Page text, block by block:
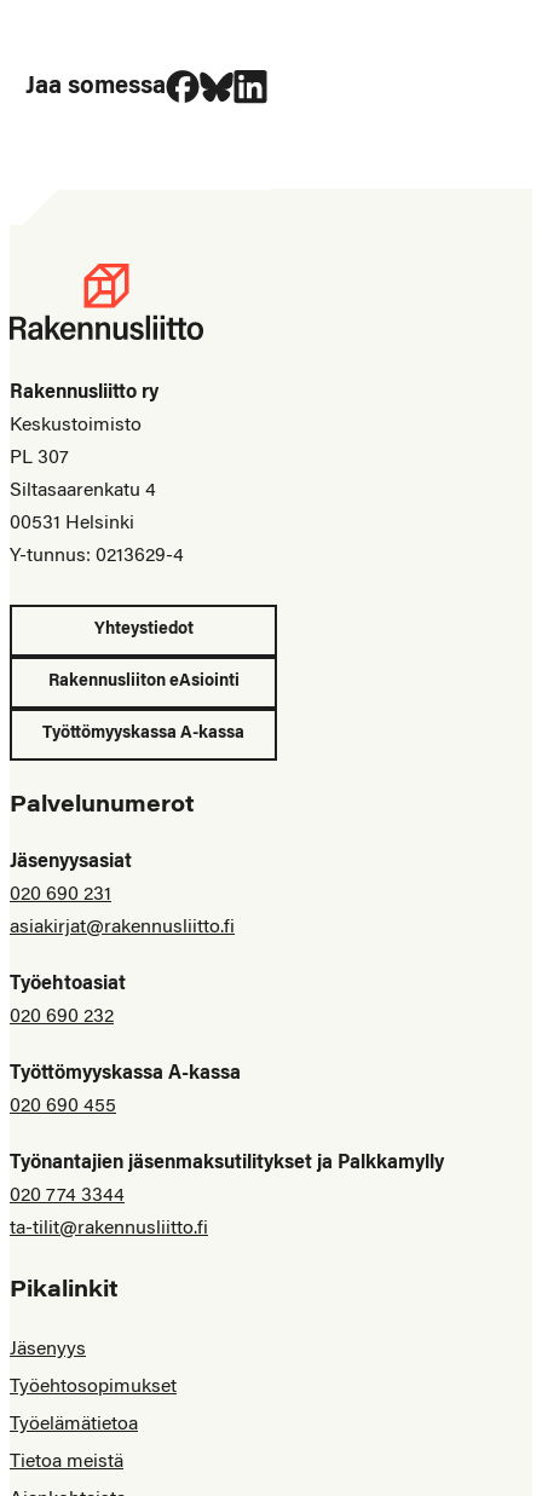
Jaa somessa
Jaa Facebookissa
Jaa Blueskyssa
Jaa LinkedIn:ssä
Rakennusliitto ry
Keskustoimisto
PL 307
Siltasaarenkatu 4
00531 Helsinki
Y-tunnus: 0213629-4
Yhteystiedot
Rakennusliiton eAsiointi
Työttömyyskassa A-kassa
Palvelunumerot
Jäsenyysasiat
020 690 231
asiakirjat@rakennusliitto.fi
Työehtoasiat
020 690 232
Työttömyyskassa A-kassa
020 690 455
Työnantajien jäsenmaksutilitykset ja Palkkamylly
020 774 3344
ta-tilit@rakennusliitto.fi
Pikalinkit
Jäsenyys
Työehtosopimukset
Työelämätietoa
Tietoa meistä